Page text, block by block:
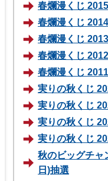
春爛漫くじ
春爛漫くじ
春爛漫くじ
春爛漫くじ
春爛漫くじ
実りの秋くじ
実りの秋くじ
実りの秋くじ
実りの秋くじ
秋のビッグチャ
日)抽選